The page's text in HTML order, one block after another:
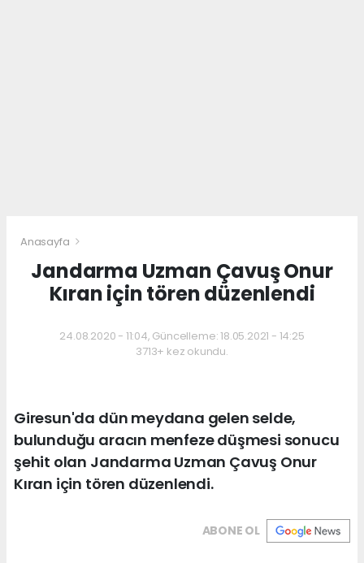
Anasayfa
Jandarma Uzman Çavuş Onur
Kıran için tören düzenlendi
24.08.2020 - 11:04, Güncelleme: 18.05.2021 - 14:25
3713+ kez okundu.
Giresun'da dün meydana gelen selde,
bulunduğu aracın menfeze düşmesi sonucu
şehit olan Jandarma Uzman Çavuş Onur
Kıran için tören düzenlendi.
ABONE OL